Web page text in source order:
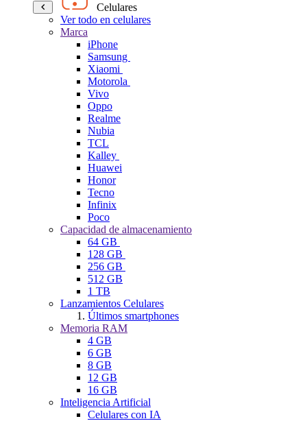
Celulares
Ver todo en celulares
Marca
iPhone
Samsung
Xiaomi
Motorola
Vivo
Oppo
Realme
Nubia
TCL
Kalley
Huawei
Honor
Tecno
Infinix
Poco
Capacidad de almacenamiento
64 GB
128 GB
256 GB
512 GB
1 TB
Lanzamientos Celulares
Últimos smartphones
Memoria RAM
4 GB
6 GB
8 GB
12 GB
16 GB
Inteligencia Artificial
Celulares con IA